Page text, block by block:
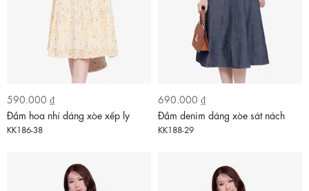
590.000 ₫
Đầm hoa nhí dáng xòe xếp ly
KK186-38
690.000 ₫
Đầm denim dáng xòe sát nách
KK188-29